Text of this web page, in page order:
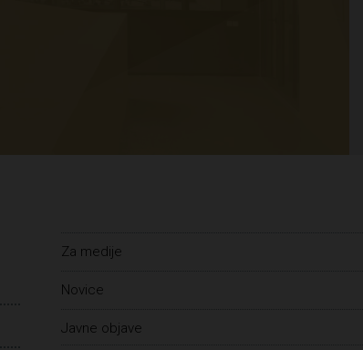
Za medije
Novice
Javne objave